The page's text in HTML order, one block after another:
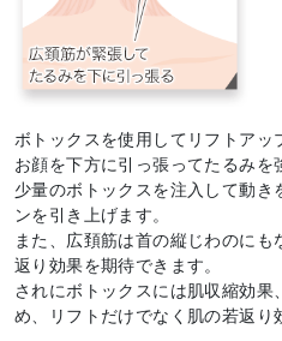
ボトックスを使用してリフトアッ
お顔を下方に引っ張ってたるみを
少量のボトックスを注入して動き
ンを引き上げます。
また、広頚筋は首の縦じわのに
返り効果を期待できます。
されにボトックスには肌収縮効
め、リフトだけでなく肌の若返り